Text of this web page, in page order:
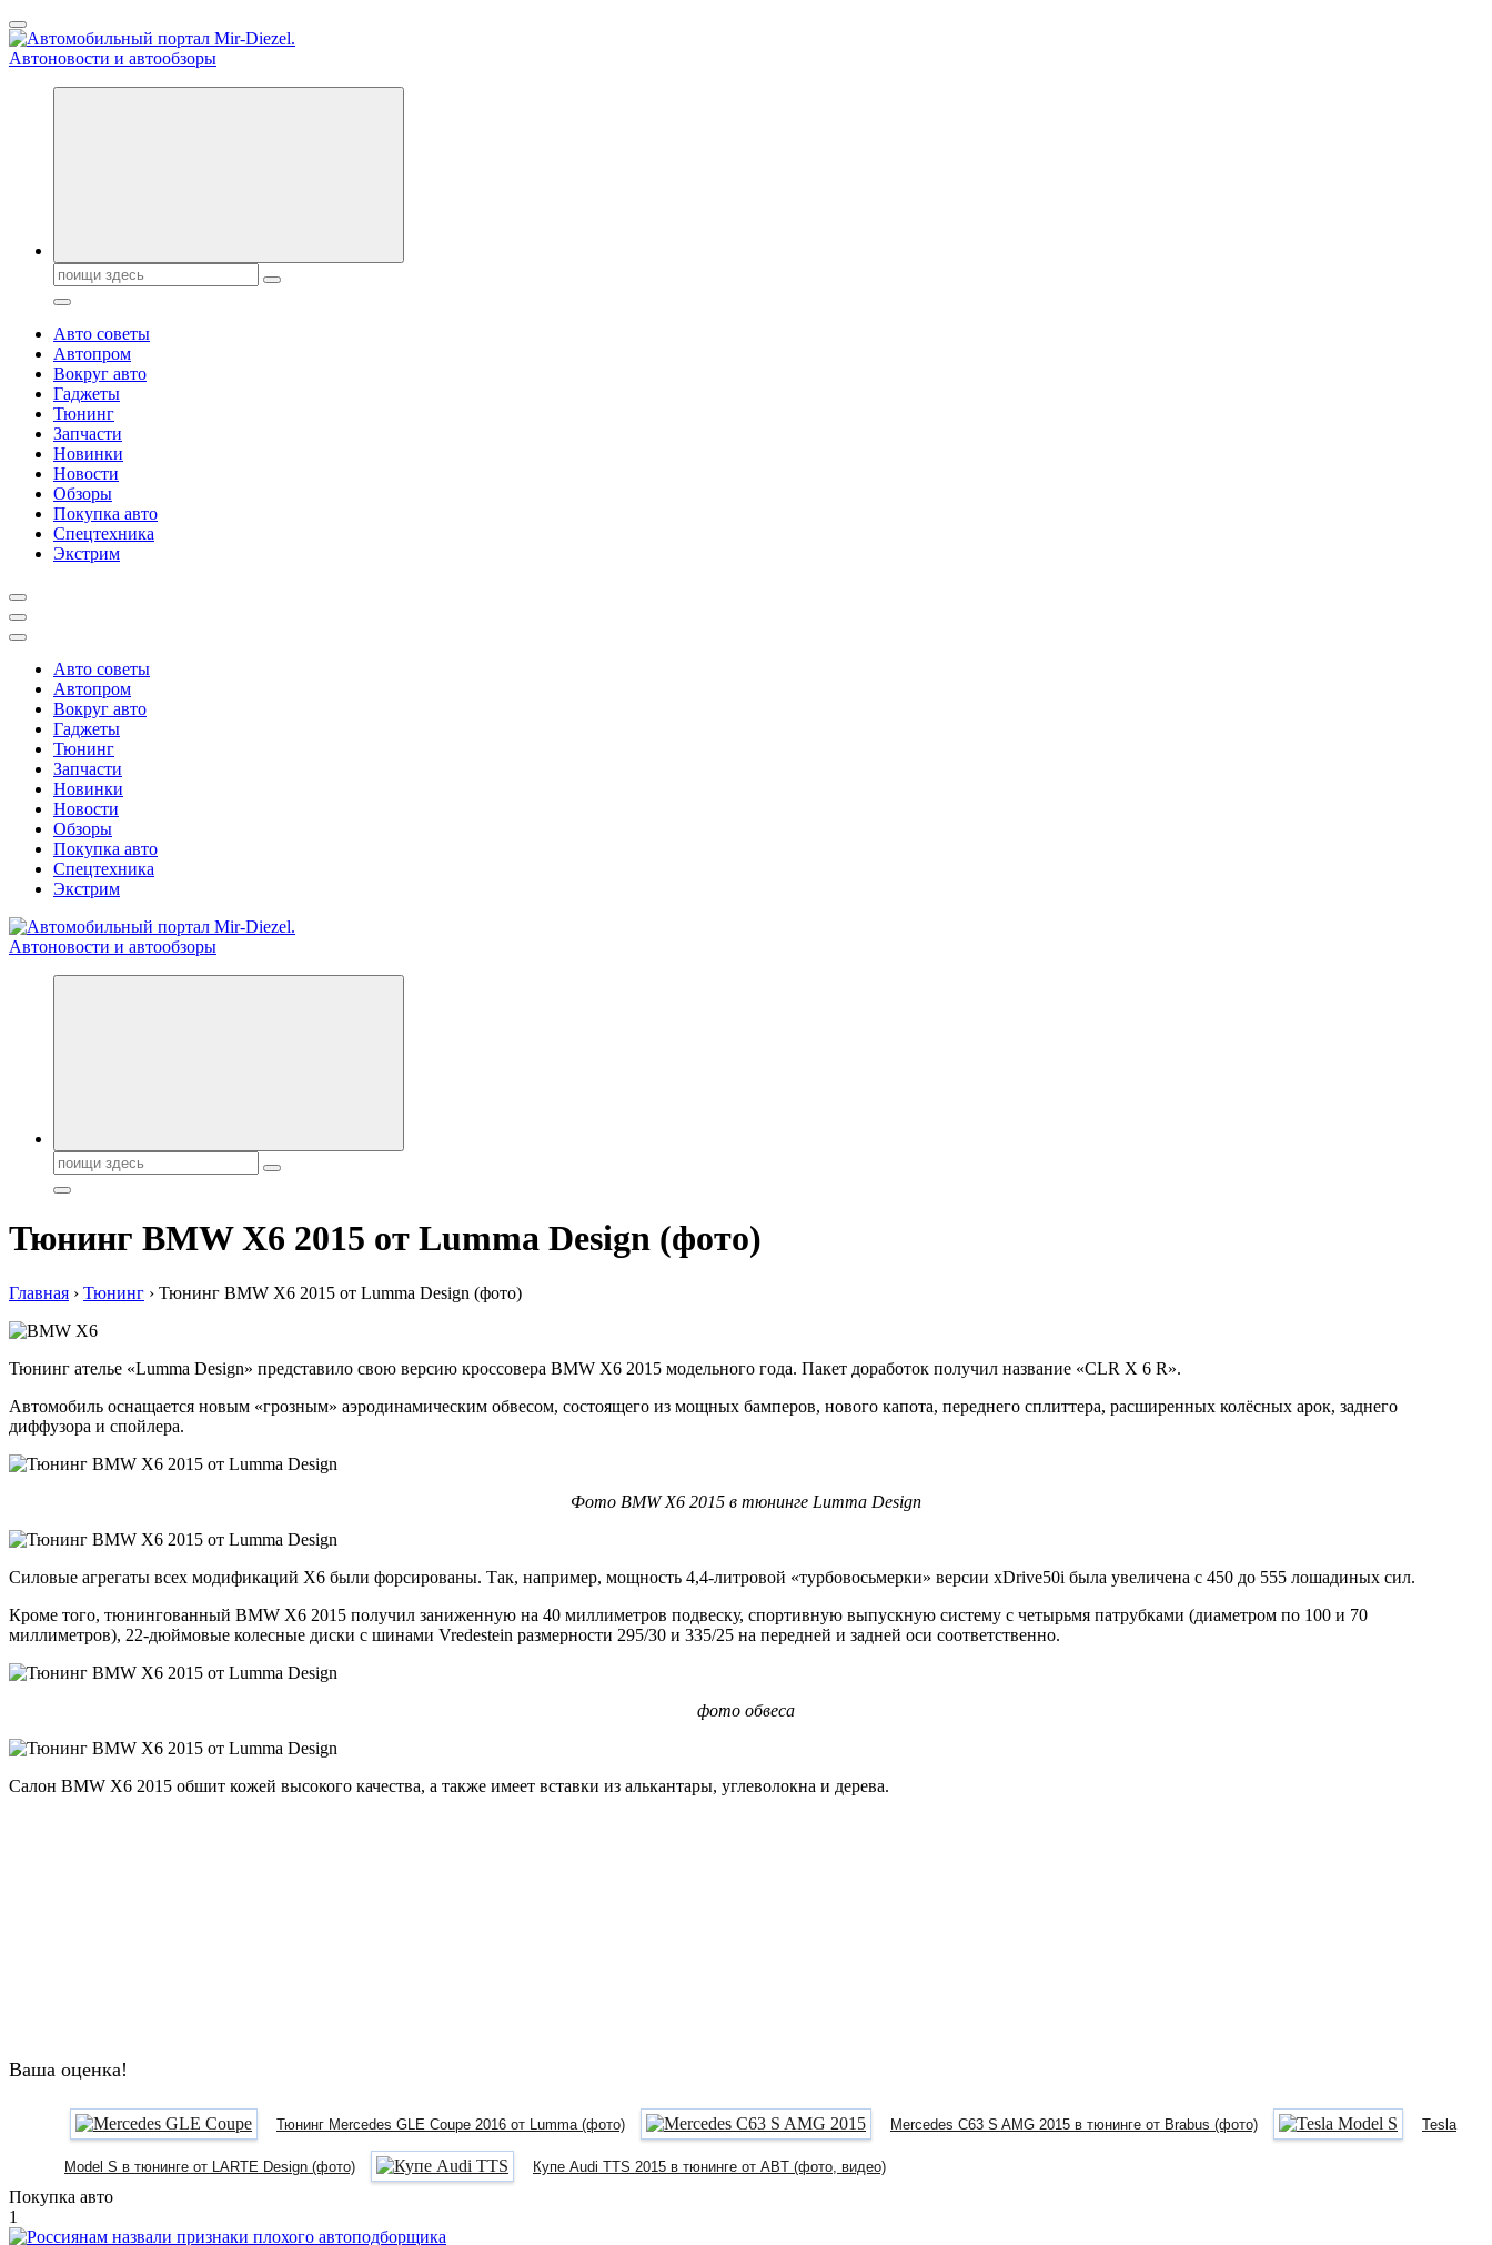
Перейти
к
содержанию
Справочник автомобилиста. Обзор новинок популярных автобрендов, технические характреристики, фото и автообзоры. Автотюнинг, тест-драйвы. Шины, диски, резина
Поиск:
Авто советы
Автопром
Вокруг авто
Гаджеты
Тюнинг
Запчасти
Новинки
Новости
Обзоры
Покупка авто
Спецтехника
Экстрим
Авто советы
Автопром
Вокруг авто
Гаджеты
Тюнинг
Запчасти
Новинки
Новости
Обзоры
Покупка авто
Спецтехника
Экстрим
Справочник автомобилиста. Обзор новинок популярных автобрендов, технические характреристики, фото и автообзоры. Автотюнинг, тест-драйвы. Шины, диски, резина
Поиск:
Тюнинг BMW X6 2015 от Lumma Design (фото)
Главная › Тюнинг › Тюнинг BMW X6 2015 от Lumma Design (фото)
Тюнинг ателье «Lumma Design» представило свою версию кроссовера BMW X6 2015 модельного года. Пакет доработок получил название «CLR X 6 R».
Автомобиль оснащается новым «грозным» аэродинамическим обвесом, состоящего из мощных бамперов, нового капота, переднего сплиттера, расширенных колёсных арок, заднего
диффузора и спойлера.
Фото BMW X6 2015 в тюнинге Lumma Design
Силовые агрегаты всех модификаций X6 были форсированы. Так, например, мощность 4,4-литровой «турбовосьмерки» версии xDrive50i была увеличена с 450 до 555 лошадиных сил.
Кроме того, тюнингованный BMW X6 2015 получил заниженную на 40 миллиметров подвеску, спортивную выпускную систему с четырьмя патрубками (диаметром по 100 и 70
миллиметров), 22-дюймовые колесные диски с шинами Vredestein размерности 295/30 и 335/25 на передней и задней оси соответственно.
фото обвеса
Салон BMW X6 2015 обшит кожей высокого качества, а также имеет вставки из алькантары, углеволокна и дерева.
Ваша оценка!
Тюнинг Mercedes GLE Coupe 2016 от Lumma (фото) Mercedes C63 S AMG 2015 в тюнинге от Brabus (фото) Tesla
Model S в тюнинге от LARTE Design (фото) Купе Audi TTS 2015 в тюнинге от ABT (фото, видео)
Покупка авто
1